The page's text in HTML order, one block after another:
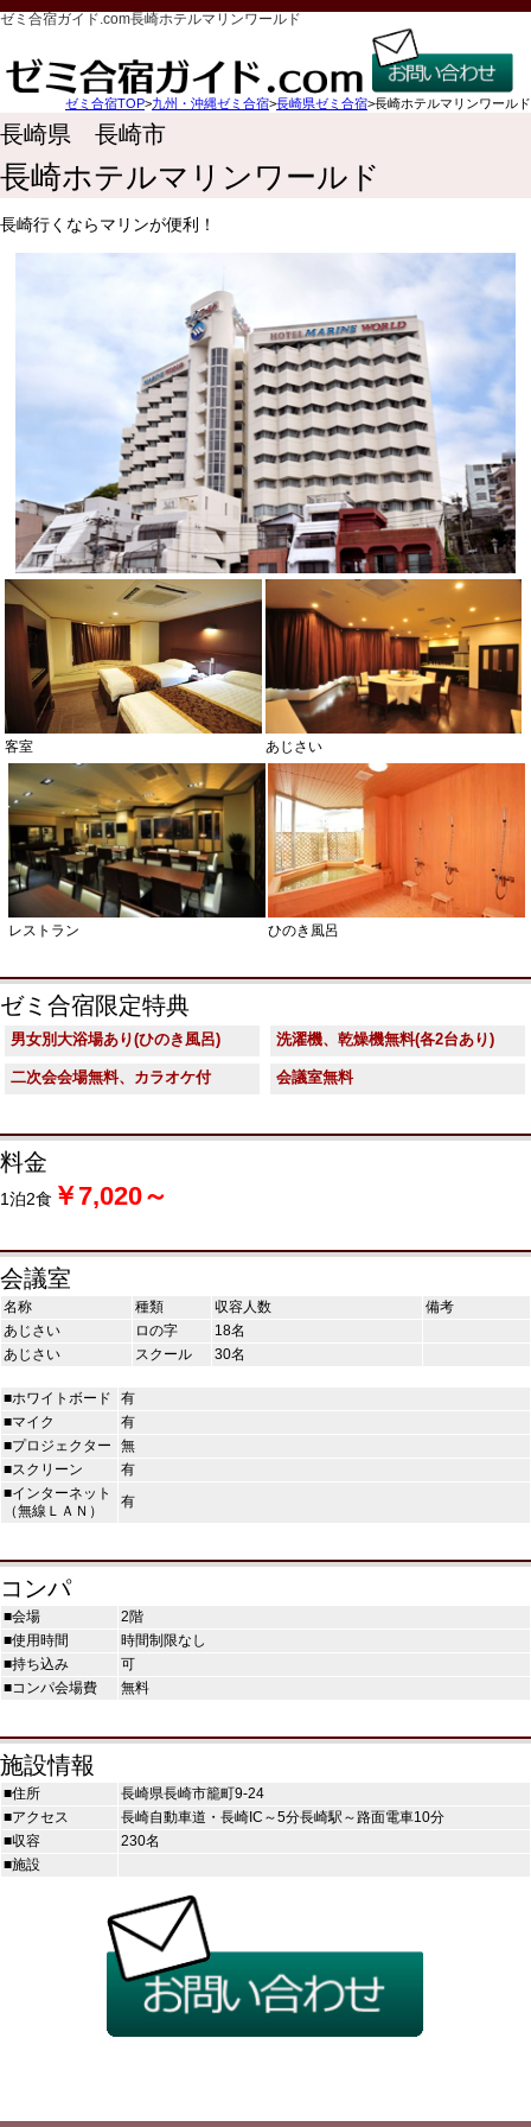
ゼミ合宿ガイド.com長崎ホテルマリンワールド
ゼミ合宿TOP>九州・沖縄ゼミ合宿>長崎県ゼミ合宿>長崎ホテルマリンワールド
長崎県 長崎市
長崎ホテルマリンワールド
長崎行くならマリンが便利！
客室 あじさい
レストラン ひのき風呂
ゼミ合宿限定特典
男女別大浴場あり(ひのき風呂) 洗濯機、乾燥機無料(各2台あり)
二次会会場無料、カラオケ付 会議室無料
料金
1泊2食 ￥7,020～
会議室
名称 種類 収容人数
備考
あじさい
ロの字
18名
あじさい
スクール 30名
■ホワイトボード
有
■マイク
有
■プロジェクター
無
■スクリーン
有
■インターネット
（無線ＬＡＮ）
有
コンパ
■会場
2階
■使用時間
時間制限なし
■持ち込み
可
■コンパ会場費
無料
施設情報
■住所
長崎県長崎市籠町9-24
■アクセス
長崎自動車道・長崎IC～5分長崎駅～路面電車10分
■収容
230名
■施設